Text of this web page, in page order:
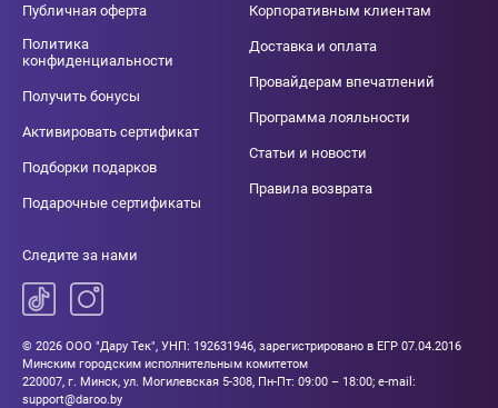
Публичная оферта
Политика
конфиденциальности
Получить бонусы
Активировать сертификат
Подборки подарков
Подарочные сертификаты
Корпоративным клиентам
Доставка и оплата
Провайдерам впечатлений
Программа лояльности
Статьи и новости
Правила возврата
Следите за нами
© 2026 ООО "Дару Тек", УНП: 192631946, зарегистрировано в ЕГР 07.04.2016
Минским городским исполнительным комитетом
220007, г. Минск, ул. Могилевская 5-308, Пн-Пт: 09:00 – 18:00; e-mail:
support@daroo.by